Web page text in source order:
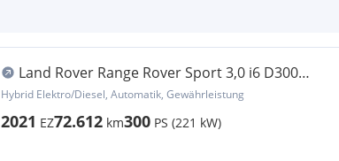
Land Rover Range Rover Sport 3,0 i6 D300
MHEV AWD HSE Aut.
Hybrid Elektro/Diesel, Automatik, Gewährleistung
2021 EZ72.612 km300 PS (221 kW)